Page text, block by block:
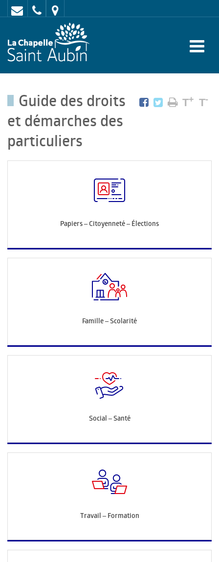
Contact
02
47
62
:
rue
de
-
LA
Guide des droits
et démarches des
particuliers
T+ T-
Papiers – Citoyenneté – Élections
Famille – Scolarité
Social – Santé
Travail – Formation